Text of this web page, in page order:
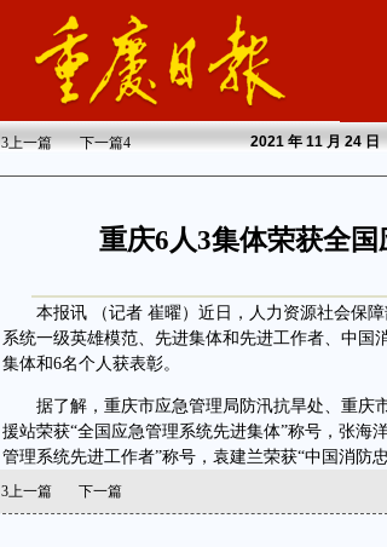
3上一篇 下一篇4 2021年 11 月 24
重庆6人3集体荣获全
本报讯 （记者 崔曜）近日，人力资源社会保障
系统一级英雄模范、先进集体和先进工作者、中国
集体和6名个人获表彰。
据了解，重庆市应急管理局防汛抗旱处、重庆
援站荣获“全国应急管理系统先进集体”称号，张海
管理系统先进工作者”称号，袁建兰荣获“中国消防忠
3上一篇 下一篇